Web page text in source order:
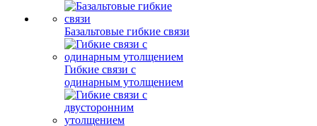
Базальтовые гибкие связи
Гибкие связи с
одинарным утолщением